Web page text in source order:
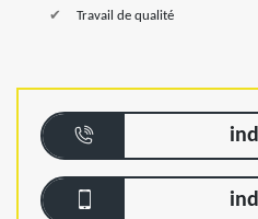
Travail de qualité